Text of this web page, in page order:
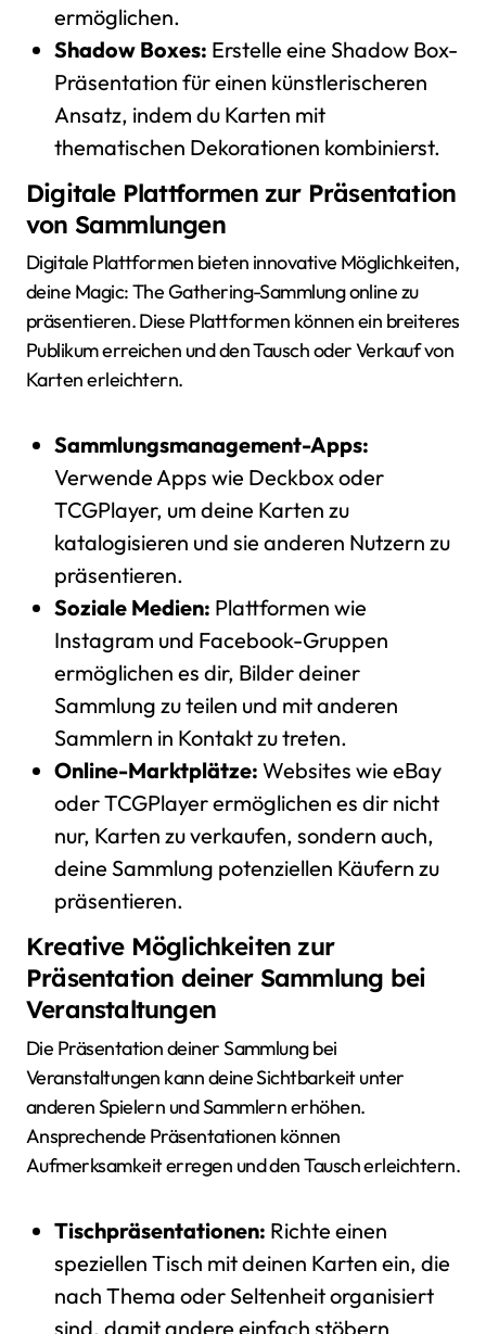
ermöglichen.
Shadow Boxes: Erstelle eine Shadow Box-
Präsentation für einen künstlerischeren
Ansatz, indem du Karten mit
thematischen Dekorationen kombinierst.
Digitale Plattformen zur Präsentation
von Sammlungen
Digitale Plattformen bieten innovative Möglichkeiten,
deine Magic: The Gathering-Sammlung online zu
präsentieren. Diese Plattformen können ein breiteres
Publikum erreichen und den Tausch oder Verkauf von
Karten erleichtern.
Sammlungsmanagement-Apps:
Verwende Apps wie Deckbox oder
TCGPlayer, um deine Karten zu
katalogisieren und sie anderen Nutzern zu
präsentieren.
Soziale Medien: Plattformen wie
Instagram und Facebook-Gruppen
ermöglichen es dir, Bilder deiner
Sammlung zu teilen und mit anderen
Sammlern in Kontakt zu treten.
Online-Marktplätze: Websites wie eBay
oder TCGPlayer ermöglichen es dir nicht
nur, Karten zu verkaufen, sondern auch,
deine Sammlung potenziellen Käufern zu
präsentieren.
Kreative Möglichkeiten zur
Präsentation deiner Sammlung bei
Veranstaltungen
Die Präsentation deiner Sammlung bei
Veranstaltungen kann deine Sichtbarkeit unter
anderen Spielern und Sammlern erhöhen.
Ansprechende Präsentationen können
Aufmerksamkeit erregen und den Tausch erleichtern.
Tischpräsentationen: Richte einen
speziellen Tisch mit deinen Karten ein, die
nach Thema oder Seltenheit organisiert
sind, damit andere einfach stöbern